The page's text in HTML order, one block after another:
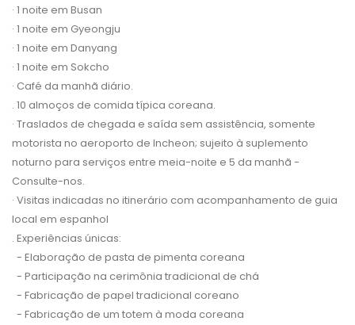
· 1 noite em Busan
· 1 noite em Gyeongju
· 1 noite em Danyang
· 1 noite em Sokcho
· Café da manhã diário.
. 10 almoços de comida típica coreana.
· Traslados de chegada e saída sem assistência, somente
motorista no aeroporto de Incheon; sujeito à suplemento
noturno para serviços entre meia-noite e 5 da manhã -
Consulte-nos.
· Visitas indicadas no itinerário com acompanhamento de guia
local em espanhol
. Experiências únicas:
- Elaboração de pasta de pimenta coreana
- Participação na cerimônia tradicional de chá
- Fabricação de papel tradicional coreano
- Fabricação de um totem à moda coreana